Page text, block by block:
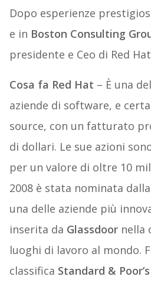
Dopo esperienze
e in Boston Consulting
presidente e Ceo di Red
Cosa fa Red Hat – È una
aziende di software, e
source, con un fatturato
di dollari. Le sue azioni
per un valore di oltre 10
2008 è stata nominata
una delle aziende più
inserita da Glassdoornella
luoghi di lavoro al mondo.
classifica Standard &